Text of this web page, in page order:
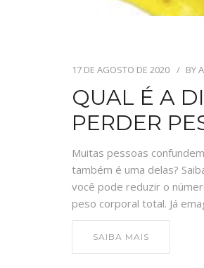
17 DE AGOSTO DE 2020 BY
QUAL É A
PERDER
Muitas pessoas
também é uma delas?
você pode reduzir o
peso corporal total. Já
SAIBA MAIS